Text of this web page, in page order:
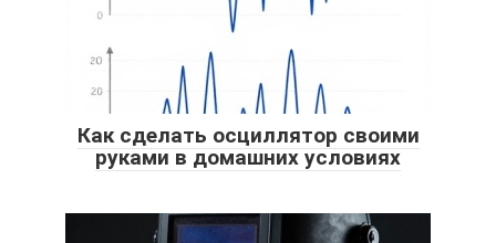
Как сделать осциллятор своими
руками в домашних условиях